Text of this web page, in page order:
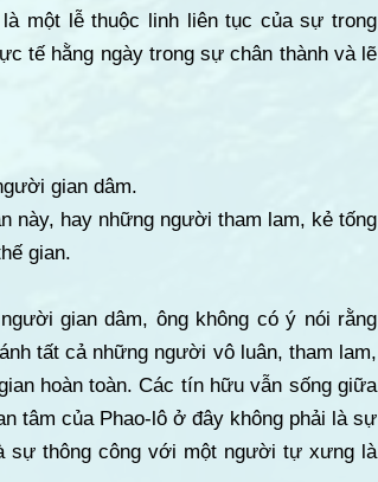
một lễ thuộc linh liên tục của sự trong
tế hằng ngày trong sự chân thành và lẽ
gian dâm.
này, hay những người tham lam, kẻ tống
gian.
gian dâm, ông không có ý nói rằng
tất cả những người vô luân, tham lam,
hoàn toàn. Các tín hữu vẫn sống giữa
tâm của Phao-lô ở đây không phải là sự
sự thông công với một người tự xưng là